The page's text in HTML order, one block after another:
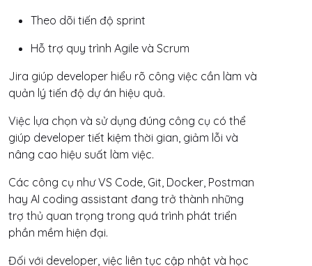
Theo dõi tiến độ sprint
Hỗ trợ quy trình Agile và Scrum
Jira giúp developer hiểu rõ công việc cần làm và
quản lý tiến độ dự án hiệu quả.
Việc lựa chọn và sử dụng đúng công cụ có thể
giúp developer tiết kiệm thời gian, giảm lỗi và
nâng cao hiệu suất làm việc.
Các công cụ như VS Code, Git, Docker, Postman
hay AI coding assistant đang trở thành những
trợ thủ quan trọng trong quá trình phát triển
phần mềm hiện đại.
Đối với developer, việc liên tục cập nhật và học